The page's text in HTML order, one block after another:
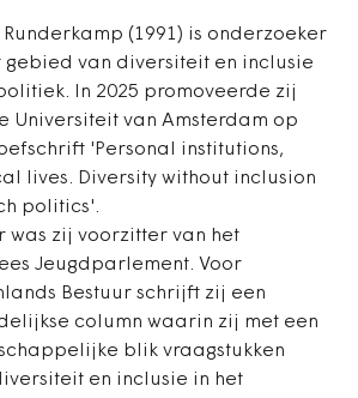
(1991) is onderzoeker
gebied van diversiteit en inclusie
In 2025 promoveerde zij
Universiteit van Amsterdam op
'Personal institutions,
lives. Diversity without inclusion
politics'.
was zij voorzitter van het
Jeugdparlement. Voor
Bestuur schrijft zij een
column waarin zij met een
blik vraagstukken
en inclusie in het